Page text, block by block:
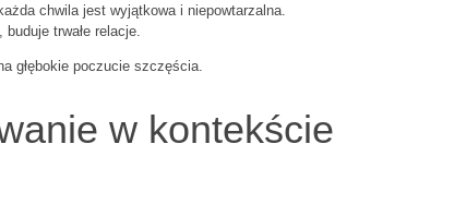
chwila jest wyjątkowa i niepowtarzalna.
trwałe relacje.
głębokie poczucie szczęścia.
w kontekście